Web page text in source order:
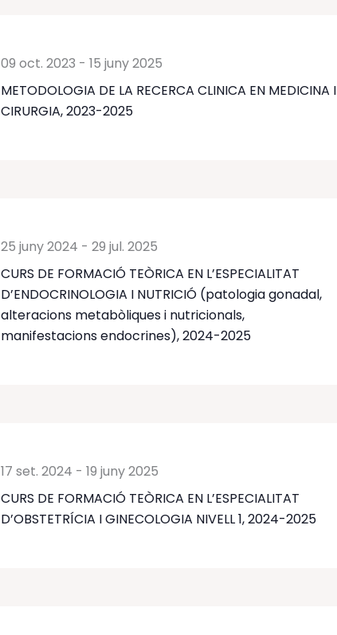
METODOLOGIA DE LA RECERCA CLINICA EN MEDICINA I
CIRURGIA, 2023-2025
09 oct. 2023 -15 juny 2025
CURS DE FORMACIÓ TEÒRICA EN L’ESPECIALITAT
D’ENDOCRINOLOGIA I NUTRICIÓ (patologia gonadal,
alteracions metabòliques i nutricionals,
manifestacions endocrines), 2024-2025
25 juny 2024 -29 jul. 2025
CURS DE FORMACIÓ TEÒRICA EN L’ESPECIALITAT
D’OBSTETRÍCIA I GINECOLOGIA NIVELL 1, 2024-2025
17 set. 2024 -19 juny 2025